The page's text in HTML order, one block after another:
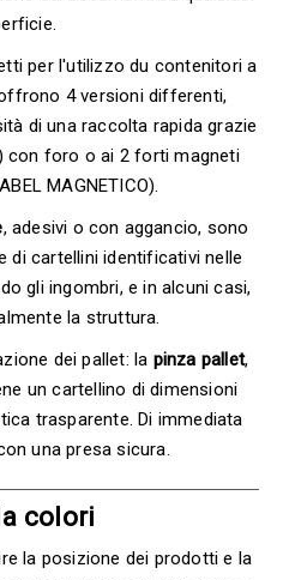
per l'utilizzo du contenitori a
4 versioni differenti,
di una raccolta rapida grazie
con foro o ai 2 forti magneti
MAGNETICO).
, adesivi o con aggancio, sono
di cartellini identificativi nelle
gli ingombri, e in alcuni casi,
la struttura.
dei pallet: la pinza pallet,
un cartellino di dimensioni
trasparente. Di immediata
una presa sicura.
colori
la posizione dei prodotti e la